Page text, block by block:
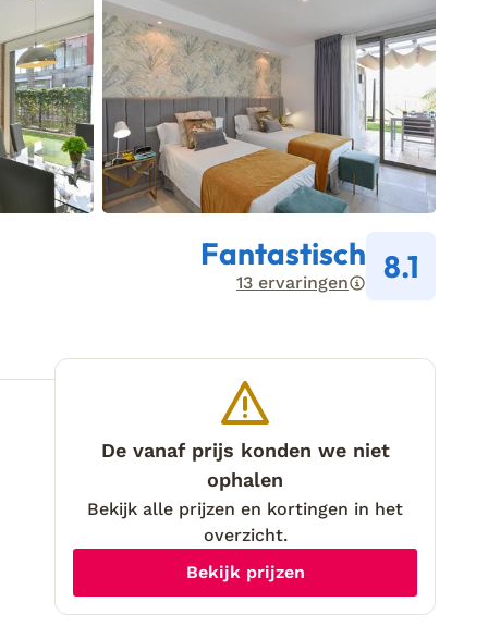
Fantastisch
13 ervaringen 8.1
De vanaf prijs konden we niet
ophalen
Bekijk alle prijzen en kortingen in het
overzicht.
Bekijk prijzen